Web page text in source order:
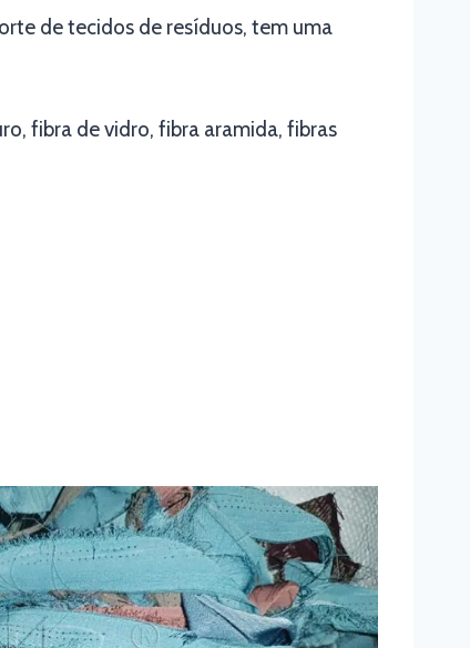
de tecidos de resíduos, tem uma
fibra de vidro, fibra aramida, fibras